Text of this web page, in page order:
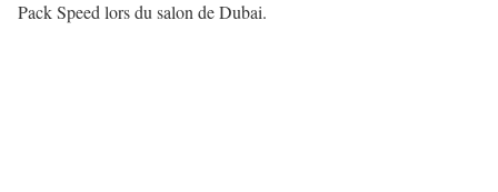
Pack Speed lors du salon de Dubai.